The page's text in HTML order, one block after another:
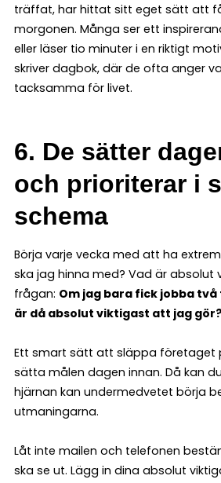
träffat, har hittat sitt eget sätt att
morgonen. Många ser ett
eller läser tio minuter i en riktigt
skriver dagbok, där de ofta anger
tacksamma för livet.
6. De sätter
och prioriterar i
schema
Börja varje vecka med att ha
ska jag hinna med? Vad är absolut
frågan: Om jag bara fick jobba
är då absolut viktigast att jag gör?
Ett smart sätt att släppa företaget
sätta målen dagen innan. Då kan
hjärnan kan undermedvetet börja
utmaningarna.
Låt inte mailen och telefonen
ska se ut. Lägg in dina absolut